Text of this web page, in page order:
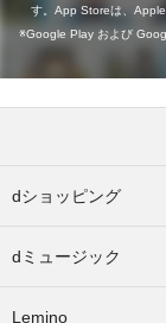
す。App Storeは、Apple
Google Play および
dショッピング
dミュージック
Lemino